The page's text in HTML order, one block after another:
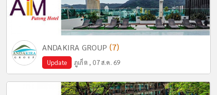
ANDAKIRA GROUP (7)
Update ภูเก็ต , 07 ส.ค. 69